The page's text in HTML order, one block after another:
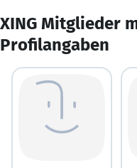
XING Mitglieder
Profilangaben